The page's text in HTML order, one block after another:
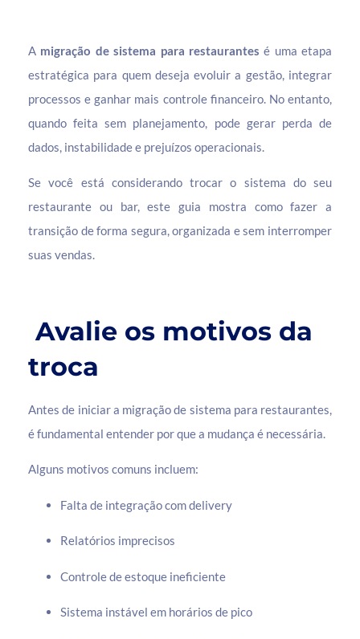
A migração de sistema para restaurantes é uma etapa
estratégica para quem deseja evoluir a gestão, integrar
processos e ganhar mais controle financeiro. No entanto,
quando feita sem planejamento, pode gerar perda de
dados, instabilidade e prejuízos operacionais.
Se você está considerando trocar o sistema do seu
restaurante ou bar, este guia mostra como fazer a
transição de forma segura, organizada e sem interromper
suas vendas.
Avalie os motivos da
troca
Antes de iniciar a migração de sistema para restaurantes,
é fundamental entender por que a mudança é necessária.
Alguns motivos comuns incluem:
Falta de integração com delivery
Relatórios imprecisos
Controle de estoque ineficiente
Sistema instável em horários de pico